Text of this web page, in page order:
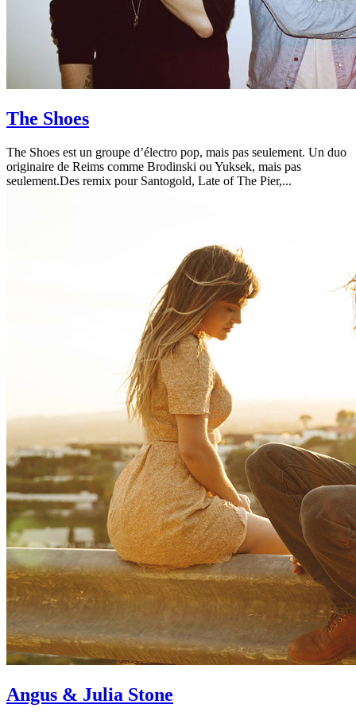
The Shoes
The Shoes est un groupe d’électro pop, mais pas seulement. Un duo
originaire de Reims comme Brodinski ou Yuksek, mais pas
seulement.Des remix pour Santogold, Late of The Pier,...
Angus & Julia Stone